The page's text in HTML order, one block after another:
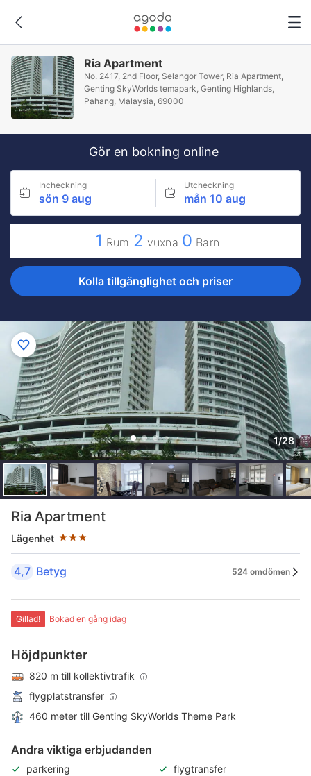
Ria Apartment
No. 2417, 2nd Floor, Selangor Tower, Ria Apartment,
Genting SkyWorlds temapark, Genting Highlands,
Pahang, Malaysia, 69000
Gör en bokning online
Incheckning
sön 9 aug
Utcheckning
mån 10 aug
1 Rum 2 vuxna 0 Barn
Kolla tillgänglighet och priser
1/28
Ria Apartment
Lägenhet
Stjärnklassificering: 3 stjärnor
4,7 Betyg 524 omdömen
Gillad! Bokad en gång idag
Höjdpunkter
820 m till kollektivtrafik
flygplatstransfer
460 meter till Genting SkyWorlds Theme Park
Andra viktiga erbjudanden
parkering
flygtransfer